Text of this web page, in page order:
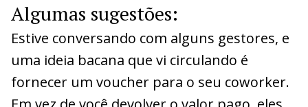
Algumas sugestões:
Estive conversando com alguns gestores, e
uma ideia bacana que vi circulando é
fornecer um voucher para o seu coworker.